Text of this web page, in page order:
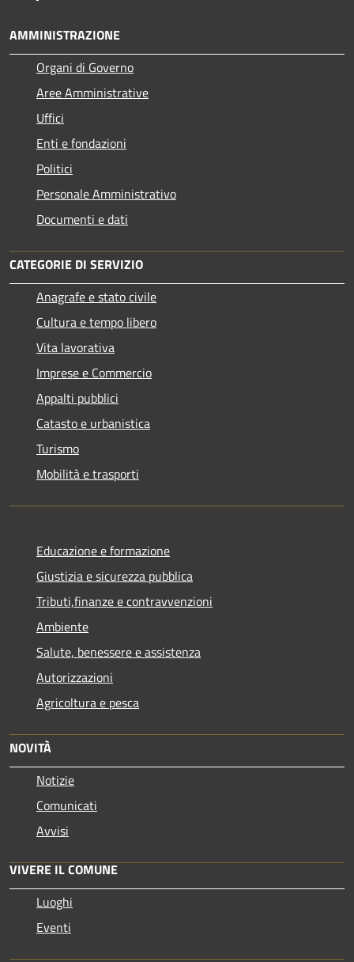
AMMINISTRAZIONE
Organi di Governo
Aree Amministrative
Uffici
Enti e fondazioni
Politici
Personale Amministrativo
Documenti e dati
CATEGORIE DI SERVIZIO
Anagrafe e stato civile
Cultura e tempo libero
Vita lavorativa
Imprese e Commercio
Appalti pubblici
Catasto e urbanistica
Turismo
Mobilità e trasporti
Educazione e formazione
Giustizia e sicurezza pubblica
Tributi,finanze e contravvenzioni
Ambiente
Salute, benessere e assistenza
Autorizzazioni
Agricoltura e pesca
NOVITÀ
Notizie
Comunicati
Avvisi
VIVERE IL COMUNE
Luoghi
Eventi